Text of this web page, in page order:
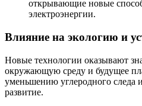
открывающие новые
электроэнергии.
Влияние на экологию и
Новые технологии оказывают
окружающую среду и будущее
уменьшению углеродного следа
развитие.